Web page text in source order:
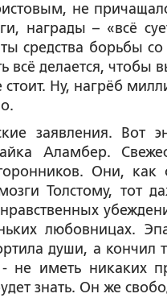
не
награды – «всё
средства борьбы
всё делается, чтобы
Ну, нагрёб
заявления. Вот
Аламбер.
Они,
Толстому, тот
любовницах.
души, а кончил
не иметь никаких
знать. Он же